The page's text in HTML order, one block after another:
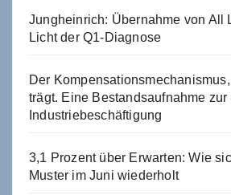
Jungheinrich: Übernahme von All
Licht der Q1-Diagnose
Der
trägt. Eine Bestandsaufnahme zur
Industriebeschäftigung
3,1 Prozent über Erwarten: Wie
Muster im Juni wiederholt